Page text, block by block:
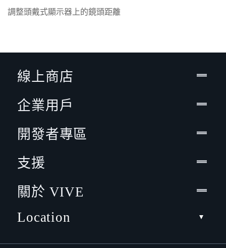
調整頭戴式顯示器上的鏡頭距離
線上商店
企業用戶
開發者專區
支援
關於 VIVE
Location